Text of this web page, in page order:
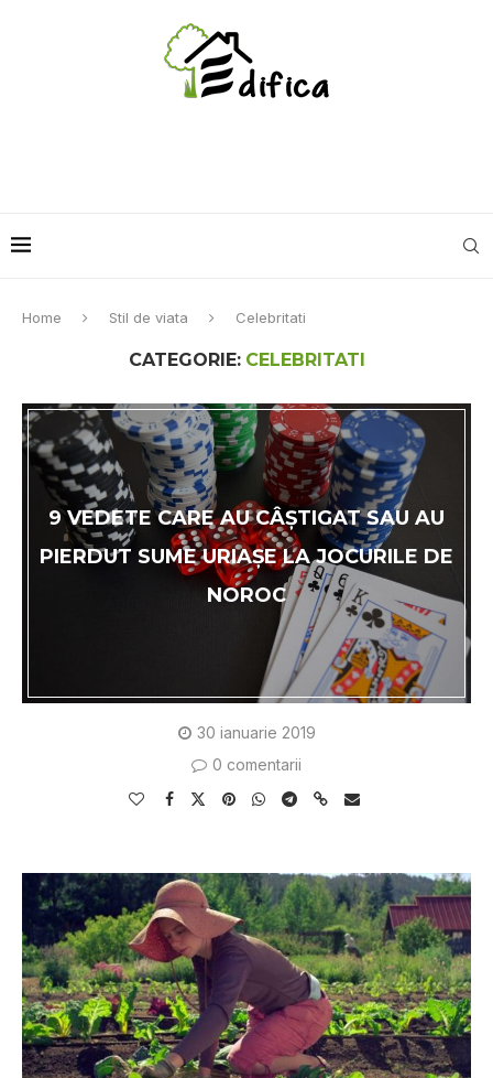
Home Stil de viata Celebritati
CATEGORIE: CELEBRITATI
9 VEDETE CARE AU CÂŞTIGAT SAU AU
PIERDUT SUME URIAŞE LA JOCURILE DE
NOROC
30 ianuarie 2019
0 comentarii